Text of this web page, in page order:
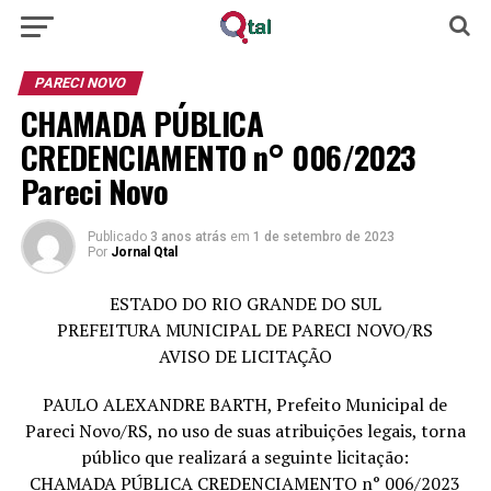
PARECI NOVO
CHAMADA PÚBLICA
CREDENCIAMENTO n° 006/2023
Pareci Novo
Publicado 3 anos atrás em 1 de setembro de 2023
Por Jornal Qtal
ESTADO DO RIO GRANDE DO SUL
PREFEITURA MUNICIPAL DE PARECI NOVO/RS
AVISO DE LICITAÇÃO
PAULO ALEXANDRE BARTH, Prefeito Municipal de
Pareci Novo/RS, no uso de suas atribuições legais, torna
público que realizará a seguinte licitação:
CHAMADA PÚBLICA CREDENCIAMENTO n° 006/2023